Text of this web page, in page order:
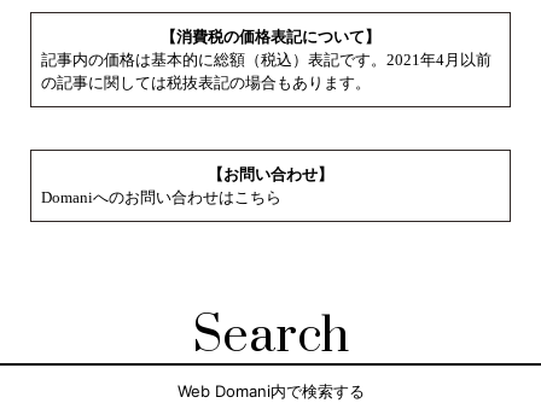
【消費税の価格表記について】
記事内の価格は基本的に総額（税込）表記です。2021年4月以前
の記事に関しては税抜表記の場合もあります。
【お問い合わせ】
Domaniへのお問い合わせはこちら
Search
Web Domani内で検索する